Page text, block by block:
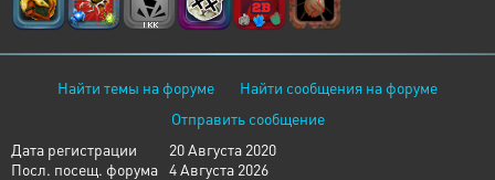
Найти темы на форуме
Найти сообщения на форуме
Отправить сообщение
Дата регистрации
20 Августа 2020
Посл. посещ. форума 4 Августа 2026